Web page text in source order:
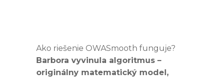
Ako riešenie OWASmooth funguje?
Barbora vyvinula algoritmus –
originálny matematický model,